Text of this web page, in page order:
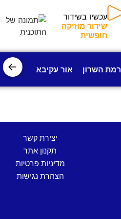
עכשיו בשידור
שידור מוזיקה
חופשית
רמת השרון אור עקיבא פרדס
←
יצירת קשר
תקנון אתר
מדיניות פרטיות
הצהרת נגישות